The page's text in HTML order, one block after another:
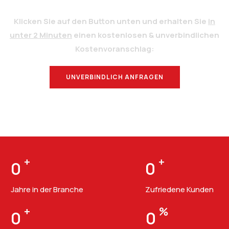
Klicken Sie auf den Button unten und erhalten Sie in
unter 2 Minuten einen kostenlosen & unverbindlichen
Kostenvoranschlag:
UNVERBINDLICH ANFRAGEN
0 +
Jahre in der Branche
0 +
Zufriedene Kunden
0 + 0 %